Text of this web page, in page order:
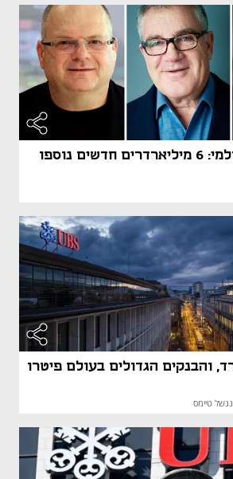
דו"ח העושר העולמי: 6 מיליארדרים חדשים נוספו
והבנקים הגדולים בעולם פיטרו
טיימס